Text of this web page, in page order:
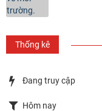
Thống kê
Đang truy cập
Hôm nay